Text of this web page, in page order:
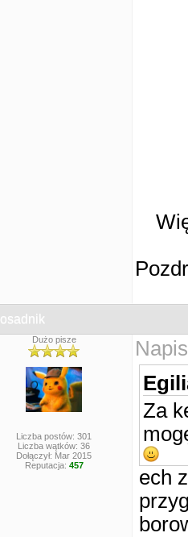
osadnik
Dużo pisze
Liczba postów: 301
Liczba wątków: 36
Dołączył: Mar 2015
Reputacja: 457
Za
ech